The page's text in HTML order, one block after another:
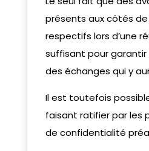
présents aux côtés
respectifs lors d’une
suffisant pour
des échanges qui y
Il est toutefois
faisant ratifier par les
de confidentialité